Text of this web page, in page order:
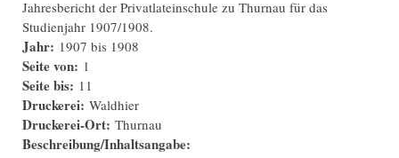
Jahresbericht der Privatlateinschule zu Thurnau für das
Studienjahr 1907/1908.
Jahr: 1907 bis 1908
Seite von: 1
Seite bis: 11
Druckerei: Waldhier
Druckerei-Ort: Thurnau
Beschreibung/Inhaltsangabe: